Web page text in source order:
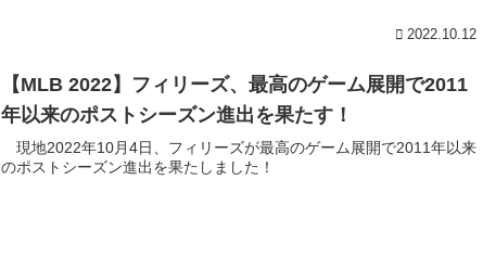
2022.10.12
【MLB 2022】フィリーズ、最高のゲーム展開で2011
年以来のポストシーズン進出を果たす！
現地2022年10月4日、フィリーズが最高のゲーム展開で2011年以来
のポストシーズン進出を果たしました！